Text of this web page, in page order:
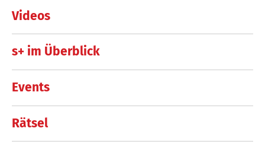
Videos
s+ im Überblick
Events
Rätsel